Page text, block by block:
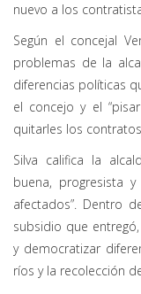
nuevo a los
Según el concejal
problemas de la
diferencias políticas
el concejo y el
quitarles los
Silva califica la
buena, progresista
afectados”. Dentro
subsidio que
y democratizar
ríos y la recolección